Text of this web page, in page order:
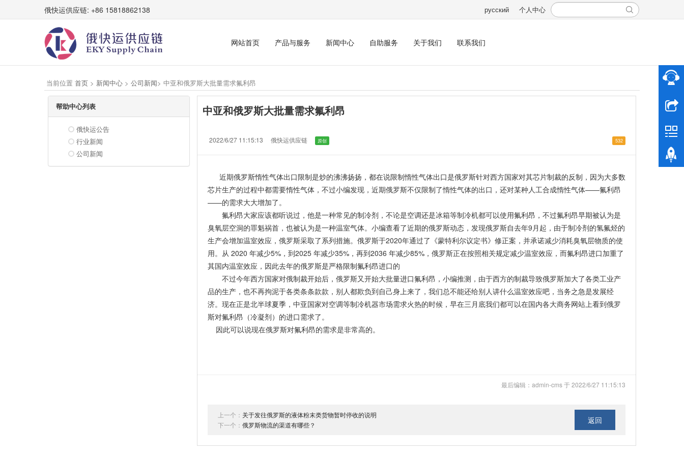
俄快运供应链: +86 15818862138 русский 个人中心
网站首页 产品与服务 新闻中心 自助服务 关于我们 联系我们
当前位置 首页 > 新闻中心 > 公司新闻> 中亚和俄罗斯大批量需求氟利昂
中亚和俄罗斯大批量需求氟利昂
2022/6/27 11:15:13 俄快运供应链 原创 532
近期俄罗斯惰性气体出口限制是炒的沸沸扬扬，都在说限制惰性气体出口是俄罗斯针对西方国家对其芯片制裁的反制，因为大多数
芯片生产的过程中都需要惰性气体，不过小编发现，近期俄罗斯不仅限制了惰性气体的出口，还对某种人工合成惰性气体——氟利昂
——的需求大大增加了。
氟利昂大家应该都听说过，他是一种常见的制冷剂，不论是空调还是冰箱等制冷机都可以使用氟利昂，不过氟利昂早期被认为是
臭氧层空洞的罪魁祸首，也被认为是一种温室气体。 小编查看了近期的俄罗斯动态，发现俄罗斯自去年9月起，由于制冷剂的氢氟烃的
生产会增加温室效应，俄罗斯采取了系列措施。俄罗斯于2020年通过了《蒙特利尔议定书》修正案，并承诺减少消耗臭氧层物质的使
用。从 2020 年减少5%，到2025 年减少35%，再到2036 年减少85%，俄罗斯正在按照相关规定减少温室效应，而氟利昂进口加重了
其国内温室效应，因此去年的俄罗斯是严格限制氟利昂进口的
不过今年西方国家对俄制裁开始后，俄罗斯又开始大批量进口氟利昂，小编推测，由于西方的制裁导致俄罗斯加大了各类工业产
品的生产，也不再拘泥于各类条条款款，别人都欺负到自己身上来了，我们总不能还给别人讲什么温室效应吧，当务之急是发展经
济。现在正是北半球夏季，中亚国家对空调等制冷机器市场需求火热的时候，早在三月底我们都可以在国内各大商务网站上看到俄罗
斯对氟利昂（冷凝剂）的进口需求了。
因此可以说现在俄罗斯对氟利昂的需求是非常高的。
最后编辑：admin-cms 于 2022/6/27 11:15:13
上一个： 关于发往俄罗斯的液体粉末类货物暂时停收的说明
下一个： 俄罗斯物流的渠道有哪些？ 返回
帮助中心列表
俄快运公告
行业新闻
公司新闻